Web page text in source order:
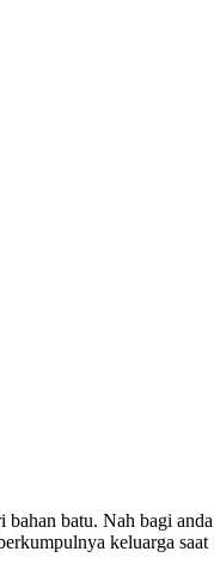
batu. Nah bagi
keluarga